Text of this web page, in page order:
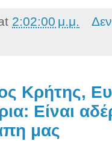
2:02:00 μ.μ.
Κρήτης,
Είναι
μας